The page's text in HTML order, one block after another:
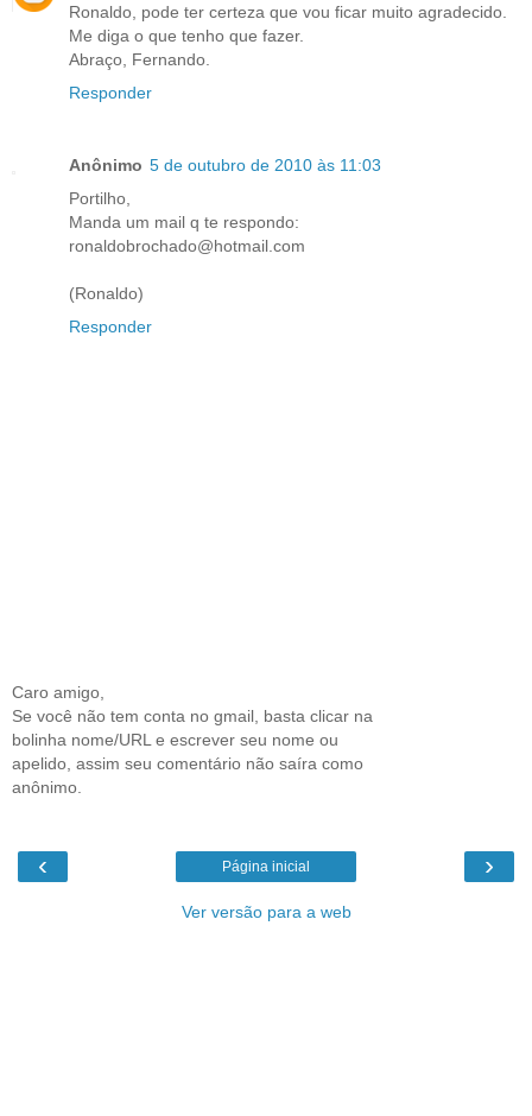
Ronaldo, pode ter certeza que vou ficar muito agradecido.
Me diga o que tenho que fazer.
Abraço, Fernando.
Responder
Anônimo 5 de outubro de 2010 às 11:03
Portilho,
Manda um mail q te respondo:
ronaldobrochado@hotmail.com
(Ronaldo)
Responder
Caro amigo,
Se você não tem conta no gmail, basta clicar na
bolinha nome/URL e escrever seu nome ou
apelido, assim seu comentário não saíra como
anônimo.
‹ ›
Página inicial
Ver versão para a web